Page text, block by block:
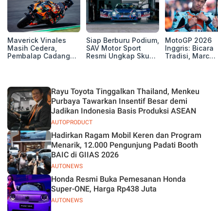
Maverick Vinales
Masih Cedera,
Pembalap Cadangan
Siap Berburu Podium,
SAV Motor Sport
Resmi Ungkap Skuad
MotoGP 2026
Inggris: Bicara
Tradisi, Marc
AUTOPRODUCT
Rayu Toyota Tinggalkan Thailand, Menkeu
Purbaya Tawarkan Insentif Besar demi
Jadikan Indonesia Basis Produksi ASEAN
AUTONEWS
Hadirkan Ragam Mobil Keren dan Program
Menarik, 12.000 Pengunjung Padati Booth
BAIC di GIIAS 2026
AUTONEWS
Honda Resmi Buka Pemesanan Honda
Super-ONE, Harga Rp438 Juta